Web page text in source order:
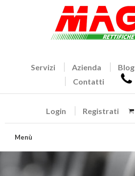
Servizi Azienda Blog
Contatti
Login Registrati
Menù